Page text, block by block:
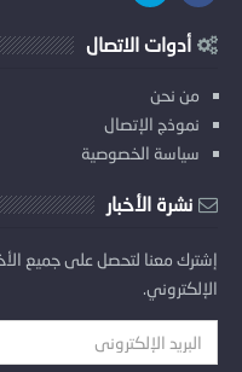
أدوات الاتصال
من نحن
نموذج الإتصال
سياسة الخصوصية
نشرة الأخبار
إشترك معنا لتحصل على جميع
الإلكتروني.